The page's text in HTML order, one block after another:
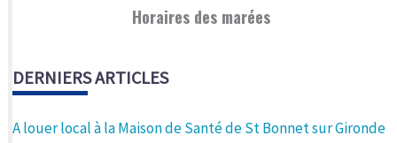
Horaires des marées
DERNIERS ARTICLES
A louer local à la Maison de Santé de St Bonnet sur Gironde